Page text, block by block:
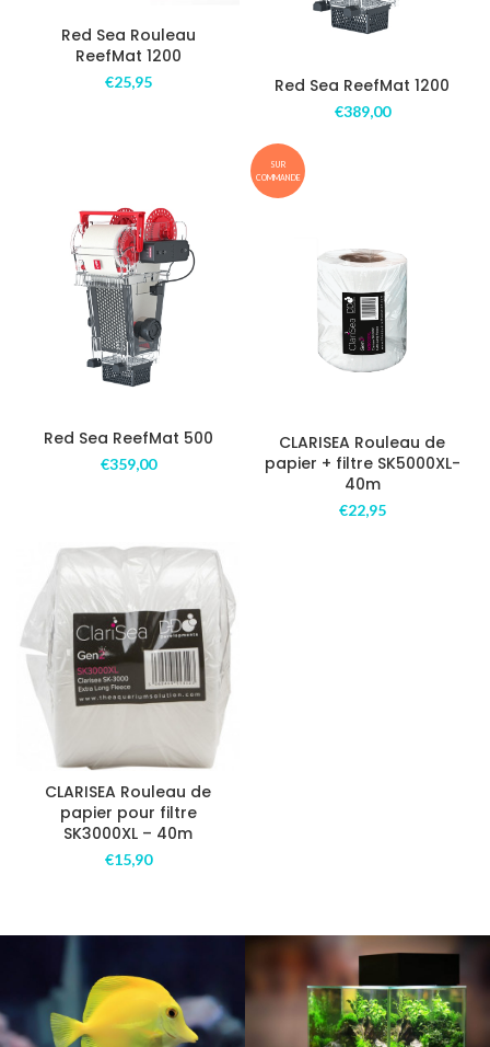
Red Sea Rouleau
ReefMat 1200
€25,95 Red Sea ReefMat 1200
€389,00
Red Sea ReefMat 500
€359,00
SUR
COMMANDE
CLARISEA Rouleau de
papier + filtre SK5000XL-
40m
€22,95
CLARISEA Rouleau de
papier pour filtre
SK3000XL – 40m
€15,90